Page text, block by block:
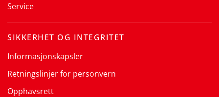
Service
SIKKERHET OG INTEGRITET
Informasjonskapsler
Retningslinjer for personvern
Opphavsrett